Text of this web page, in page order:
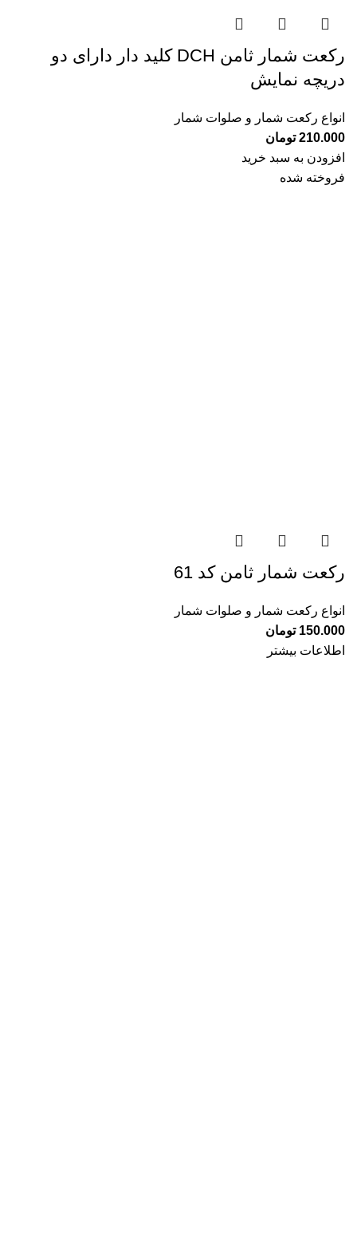
رکعت شمار ثامن DCH کلید دار دارای دو
دریچه نمایش
انواع رکعت شمار و صلوات شمار
210.000 تومان
افزودن به سبد خرید
فروخته شده
رکعت شمار ثامن کد 61
انواع رکعت شمار و صلوات شمار
150.000 تومان
اطلاعات بیشتر